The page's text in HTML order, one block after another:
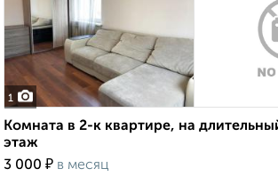
1
Комната в 2-к квартире, на
этаж
3 000 ₽ в месяц